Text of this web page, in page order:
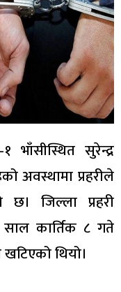
भाँसीस्थित सुरेन्द्र
अवस्थामा प्रहरीले
छ। जिल्ला प्रहरी
साल कार्तिक ८ गते
थियो।